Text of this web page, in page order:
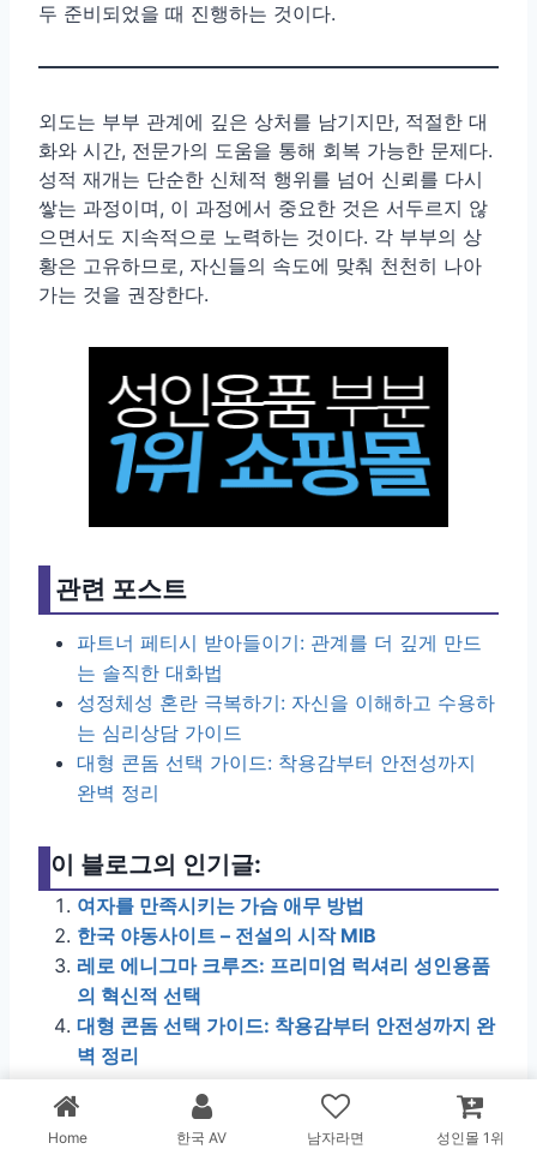
두 준비되었을 때 진행하는 것이다.
외도는 부부 관계에 깊은 상처를 남기지만, 적절한 대
화와 시간, 전문가의 도움을 통해 회복 가능한 문제다.
성적 재개는 단순한 신체적 행위를 넘어 신뢰를 다시
쌓는 과정이며, 이 과정에서 중요한 것은 서두르지 않
으면서도 지속적으로 노력하는 것이다. 각 부부의 상
황은 고유하므로, 자신들의 속도에 맞춰 천천히 나아
가는 것을 권장한다.
관련 포스트
파트너 페티시 받아들이기: 관계를 더 깊게 만드
는 솔직한 대화법
성정체성 혼란 극복하기: 자신을 이해하고 수용하
는 심리상담 가이드
대형 콘돔 선택 가이드: 착용감부터 안전성까지
완벽 정리
이 블로그의 인기글:
여자를 만족시키는 가슴 애무 방법
한국 야동사이트 – 전설의 시작 MIB
레로 에니그마 크루즈: 프리미엄 럭셔리 성인용품
의 혁신적 선택
대형 콘돔 선택 가이드: 착용감부터 안전성까지 완
벽 정리
Home 한국 AV 남자라면 성인몰 1위